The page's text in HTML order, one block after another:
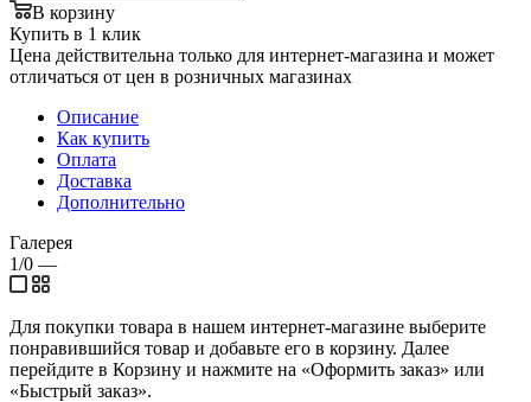
В корзину
Купить в 1 клик
Цена действительна только для интернет-магазина и может
отличаться от цен в розничных магазинах
Описание
Как купить
Оплата
Доставка
Дополнительно
Галерея
1/0 —
Для покупки товара в нашем интернет-магазине выберите
понравившийся товар и добавьте его в корзину. Далее
перейдите в Корзину и нажмите на «Оформить заказ» или
«Быстрый заказ».